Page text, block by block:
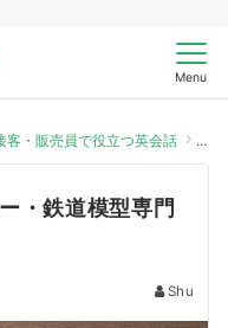
Menu
客・販売員で役立つ英会話 【
・鉄道模型専門
Shu